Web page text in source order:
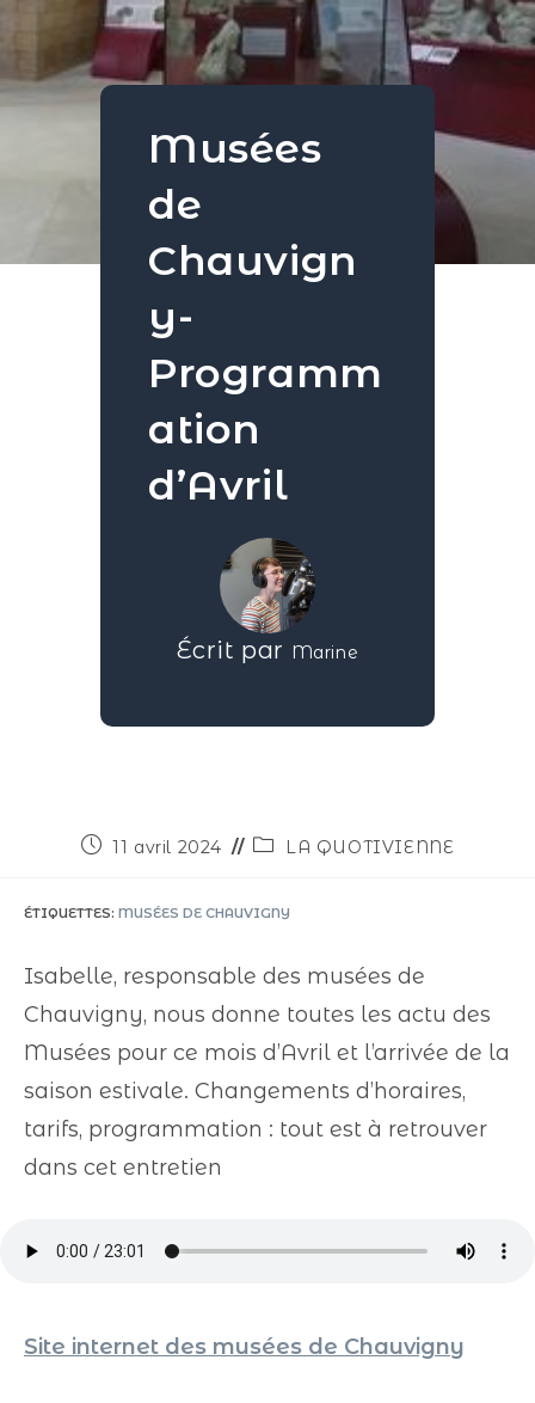
Musées
de
Chauvign
y-
Programm
ation
d’Avril
Écrit par Marine
11 avril 2024 LA QUOTIVIENNE
ÉTIQUETTES: MUSÉES DE CHAUVIGNY
Isabelle, responsable des musées de
Chauvigny, nous donne toutes les actu des
Musées pour ce mois d’Avril et l’arrivée de la
saison estivale. Changements d’horaires,
tarifs, programmation : tout est à retrouver
dans cet entretien
Site internet des musées de Chauvigny